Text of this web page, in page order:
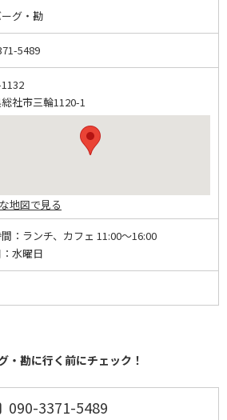
グ・勘
5489
社市三輪1120-1
地図で見る
： ランチ、カフェ 11:00～16:00
水曜日
・勘に行く前にチェック！
090-3371-5489